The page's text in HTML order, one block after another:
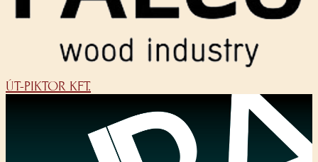
ÚT-PIKTOR KFT.